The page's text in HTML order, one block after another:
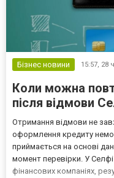
Бізнес новини 15:57, 28
Коли можна
після відмови
Отримання відмови не
оформлення кредиту
приймається на основі
момент перевірки. У Селфі
фінансових компаніях,